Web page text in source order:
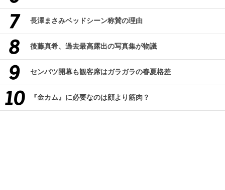
長澤まさみベッドシーン称賛の理由
後藤真希、過去最高露出の写真集が物議
センバツ開幕も観客席はガラガラの春夏格差
『金カム』に必要なのは顔より筋肉？